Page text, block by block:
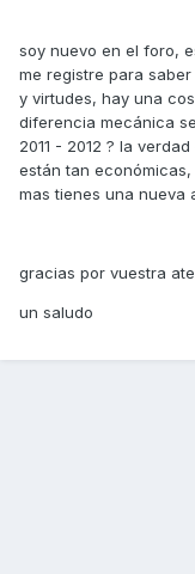
soy nuevo en el foro,
me registre para
y virtudes, hay una
diferencia mecánica
2011 - 2012 ? la
están tan
mas tienes una nueva
gracias por vuestra
un saludo